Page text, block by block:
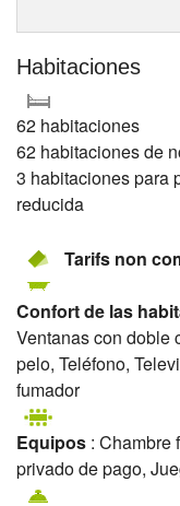
Habitaciones
62 habitaciones
62 habitaciones de
3 habitaciones para
reducida
Tarifs non
Confort de las
Ventanas con doble
pelo, Teléfono,
fumador
Equipos : Chambre
privado de pago,